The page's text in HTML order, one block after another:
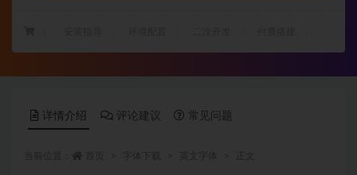
详情介绍 评论建议 常见问题